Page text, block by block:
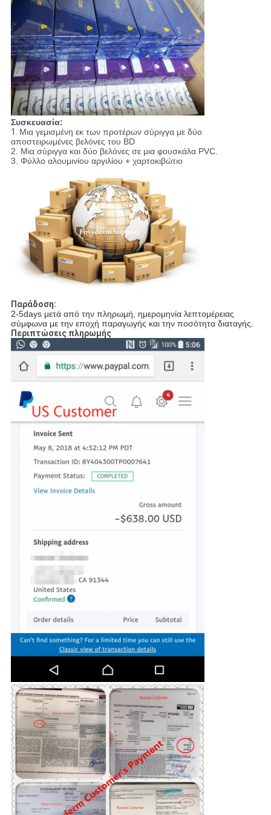
Συσκευασία:
1. Μια γεμισμένη εκ των προτέρων σύριγγα με δύο
αποστειρωμένες βελόνες του BD
2. Μια σύριγγα και δύο βελόνες σε μια φουσκάλα PVC.
3. Φύλλο αλουμινίου αργιλίου + χαρτοκιβώτιο
Παράδοση:
2-5days μετά από την πληρωμή, ημερομηνία λεπτομέρειας
σύμφωνα με την εποχή παραγωγής και την ποσότητα διαταγής.
Περιπτώσεις πληρωμής